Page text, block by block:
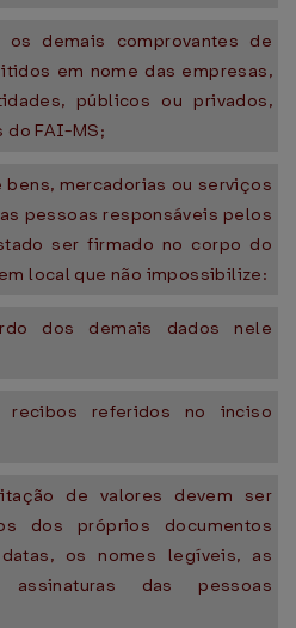
demais comprovantes de
em nome das empresas,
públicos ou privados,
do FAI-MS;
mercadorias ou serviços
pessoas responsáveis pelos
ser firmado no corpo do
local que não impossibilize:
dos demais dados nele
referidos no inciso
de valores devem ser
dos próprios documentos
os nomes legíveis, as
das pessoas